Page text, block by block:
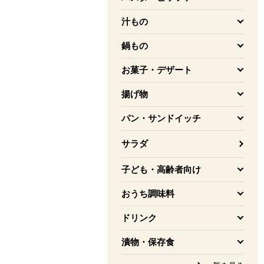
を開く
汁もの
を開く
鍋もの
を開く
お菓子・デザート
を開く
揚げ物
を開く
パン・サンドイッチ
を開く
サラダ
子ども・高齢者向け
を開く
おうち調味料
を開く
ドリンク
を開く
漬物・保存食
を開く